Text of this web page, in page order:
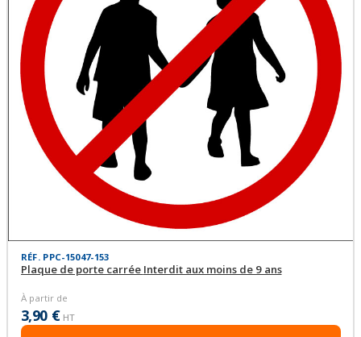
RÉF. PPC-15047-153
Plaque de porte carrée Interdit aux moins de 9 ans
À partir de
3,90 € HT